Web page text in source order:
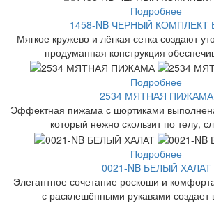
Подробнее
1458-NB ЧЕРНЫЙ КОМПЛЕКТ
Мягкое кружево и лёгкая сетка создают
продуманная конструкция
Подробнее
2534 МЯТНАЯ ПИЖАМА
Эффектная пижама с шортиками
который нежно скользит по телу,
Подробнее
0021-NB БЕЛЫЙ ХАЛАТ
Элегантное сочетание роскоши и
с расклешёнными рукавами создает